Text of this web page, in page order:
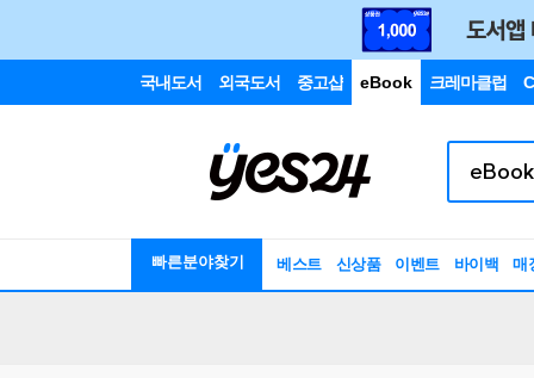
국내도서 외국도서 중고샵 eBook 크레마클럽
빠른분야찾기 베스트 신상품 이벤트 바이백 매